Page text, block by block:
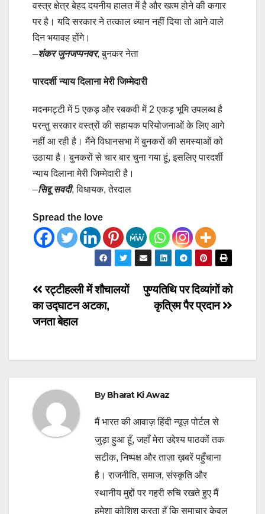
वस्त्र क्षेत्र बेहद दयनीय हालत में है और खत्म होने की कगार
पर है। यदि सरकार ने तत्काल ध्यान नहीं दिया तो आने वाले
दिन भयावह होंगे।
–शंकर जुनजप्पनवर, बुनकर नेता
पारदर्शी न्याय दिलाना मेरी जिम्मेदारी
मदनमट्टी में 5 एकड़ और रबकवी में 2 एकड़ भूमि उपलब्ध है
परन्तु सरकार वस्त्रों की सहायक परियोजनाओं के लिए आगे
नहीं आ रही है। मैंने विधानसभा में बुनकरों की समस्याओं को
उठाया है। बुनकरों से चार बार चुना गया हूं, इसलिए पारदर्शी
न्याय दिलाना मेरी जिम्मेदारी है।
–सिद्दू सवदी, विधायक, तेरदाल
Spread the love
Post
navigation
पुण्यतिथि पर दिव्यांगों को
कृत्रिम पैर प्रदान
रट्टीहल्ली में शौचालयों
का उद्घाटन अटका,
जनता बेहाल
ByBharat Ki Awaz
मैं भारत की आवाज़ हिंदी न्यूज़ पोर्टल से
जुड़ा हुआ हूँ, जहाँ मेरा उद्देश्य पाठकों तक
सटीक, निष्पक्ष और ताज़ा ख़बरें पहुँचाना
है। राजनीति, समाज, संस्कृति और
स्थानीय मुद्दों पर गहरी रुचि रखते हुए मैं
हमेशा कोशिश करता हूँ कि समाचार केवल